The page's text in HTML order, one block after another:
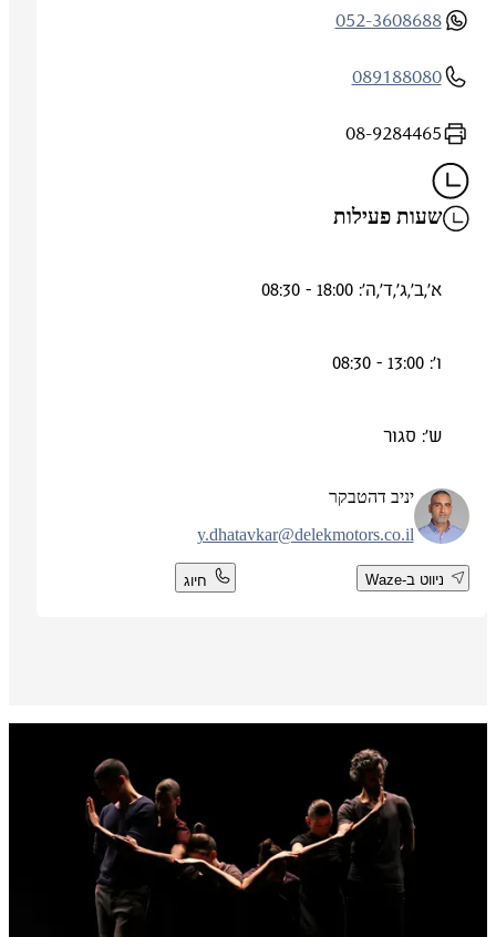
052-3608688
089188080
08-9284465
שעות פעילות
א',ב',ג',ד',ה': 18:00 - 08:30
ש': סגור
יניב דהטבקר
y.dhatavkar@delekmotors.co.il
ניווט ב-Waze חיוג